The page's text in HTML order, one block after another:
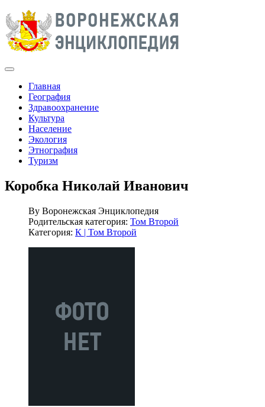
Главная
География
Здравоохранение
Культура
Население
Экология
Этнография
Туризм
Коробка Николай Иванович
By Воронежская Энциклопедия
Родительская категория: Том Второй
Категория: К | Том Второй